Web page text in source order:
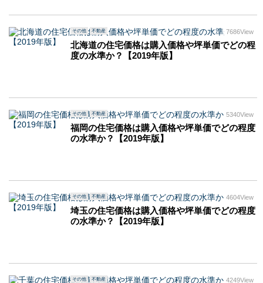
その他 不動産 7686View
北海道の住宅価格は購入価格や坪単価でどの程
度の水準か？【2019年版】
その他 不動産 5340View
福岡の住宅価格は購入価格や坪単価でどの程度
の水準か？【2019年版】
その他 不動産 4604View
埼玉の住宅価格は購入価格や坪単価でどの程度
の水準か？【2019年版】
その他 不動産 4249View